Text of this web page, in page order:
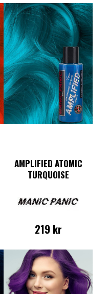
AMPLIFIED ATOMIC
TURQUOISE
219 kr